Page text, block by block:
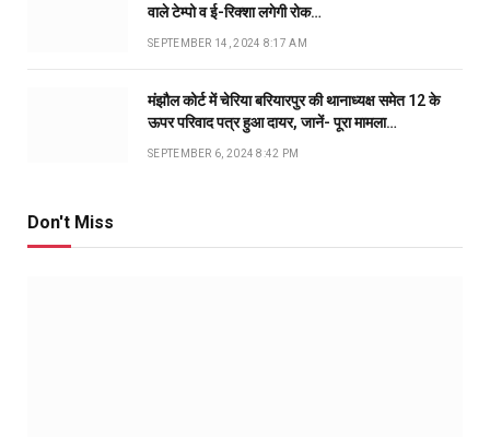
वाले टेम्पो व ई-रिक्शा लगेगी रोक…
SEPTEMBER 14, 2024 8:17 AM
मंझौल कोर्ट में चेरिया बरियारपुर की थानाध्यक्ष समेत 12 के
ऊपर परिवाद पत्र हुआ दायर, जानें- पूरा मामला…
SEPTEMBER 6, 2024 8:42 PM
Don't Miss